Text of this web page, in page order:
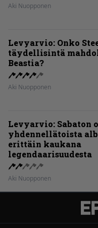
Aki Nuopponen
Levyarvio: Onko
täydellisintä
Beastia?
Aki Nuopponen
Levyarvio: Sabaton
yhdennellätoista
erittäin kaukana
legendaarisuudesta
Aki Nuopponen